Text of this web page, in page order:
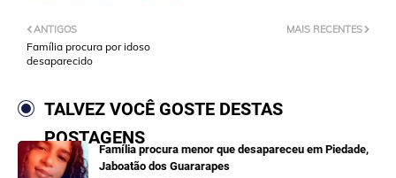
MAIS RECENTES
ANTIGOS
Família procura por idoso
desaparecido
TALVEZ VOCÊ GOSTE DESTAS
POSTAGENS
Família procura menor que desapareceu em Piedade,
Jaboatão dos Guararapes